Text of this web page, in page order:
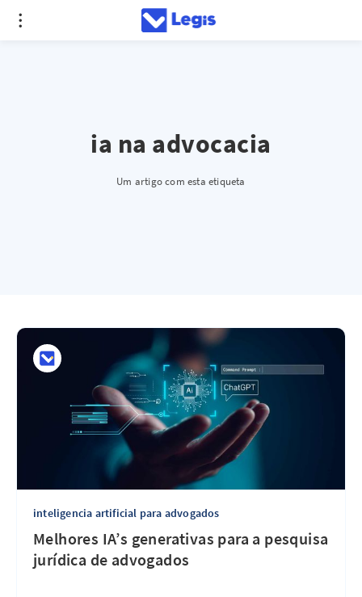
ia na advocacia
Um artigo com esta etiqueta
inteligencia artificial para advogados
Melhores IA’s generativas para a pesquisa
jurídica de advogados